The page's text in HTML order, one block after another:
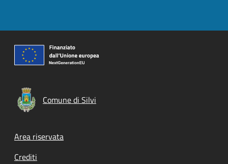
Comune di Silvi
Footer menu
Area riservata
Crediti